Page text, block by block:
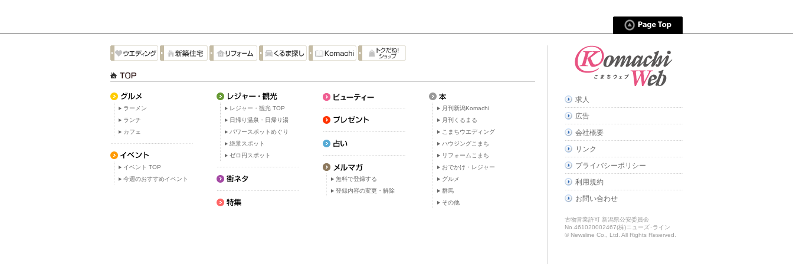
ラーメン
ランチ
カフェ
イベント TOP
今週のおすすめイベント
レジャー・観光 TOP
日帰り温泉・日帰り湯
パワースポットめぐり
絶景スポット
ゼロ円スポット
無料で登録する
登録内容の変更・解除
月刊新潟Komachi
月刊くるまる
こまちウエディング
ハウジングこまち
リフォームこまち
おでかけ・レジャー
グルメ
群馬
その他
求人
広告
会社概要
リンク
プライバシーポリシー
利用規約
お問い合わせ
古物営業許可 新潟県公安委員会
No.461020002467(株)ニューズ･ライン
© Newsline Co., Ltd. All Rights Reserved.